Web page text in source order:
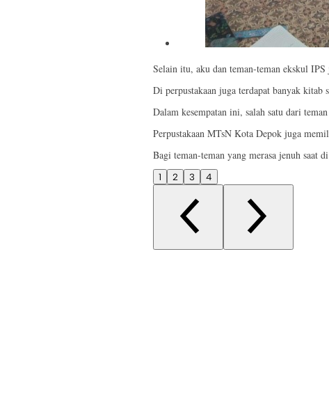
Selain itu, aku dan teman-teman ekskul
Di perpustakaan juga terdapat banyak
Dalam kesempatan ini, salah satu dari
Perpustakaan MTsN Kota Depok juga
Bagi teman-teman yang merasa jenuh saat
1 2 3 4